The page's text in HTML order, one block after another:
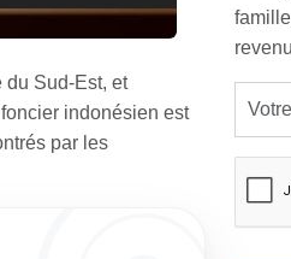
Sud‑Est, et
indonésien est
par les